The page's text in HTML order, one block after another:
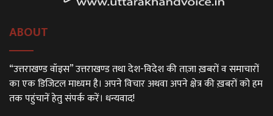
ABOUT
“उत्तराखण्ड वॉइस” उत्तराखण्ड तथा देश-विदेश की ताज़ा ख़बरों व समाचारों
का एक डिजिटल माध्यम है। अपने विचार अथवा अपने क्षेत्र की ख़बरों को हम
तक पहुंचानें हेतु संपर्क करें। धन्यवाद!